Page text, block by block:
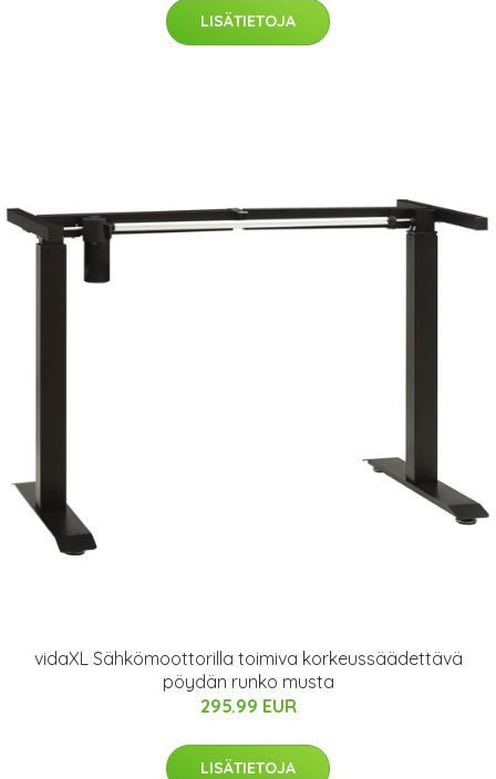
LISÄTIETOJA
vidaXL Sähkömoottorilla toimiva korkeussäädettävä
pöydän runko musta
295.99 EUR
LISÄTIETOJA